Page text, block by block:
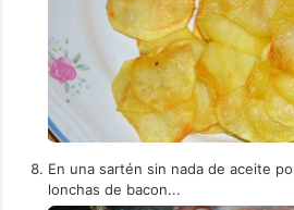
En una sartén sin nada de aceite
lonchas de bacon...